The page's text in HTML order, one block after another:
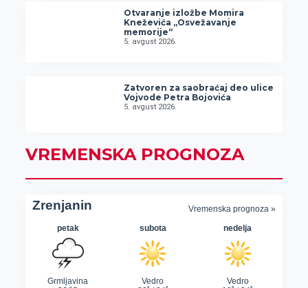
Otvaranje izložbe Momira
Kneževića „Osvežavanje
memorije“
5. avgust 2026.
Zatvoren za saobraćaj deo ulice
Vojvode Petra Bojovića
5. avgust 2026.
VREMENSKA PROGNOZA